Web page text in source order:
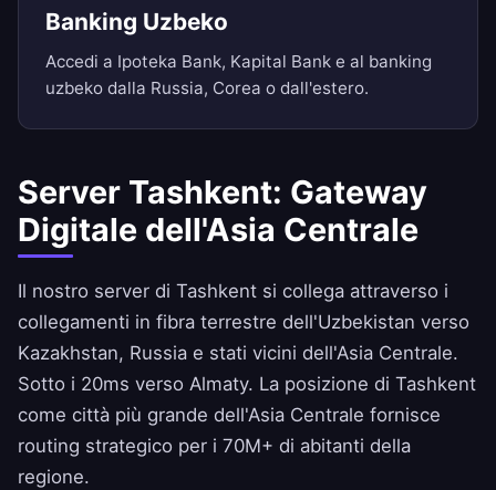
Banking Uzbeko
Accedi a Ipoteka Bank, Kapital Bank e al banking
uzbeko dalla Russia, Corea o dall'estero.
Server Tashkent: Gateway
Digitale dell'Asia Centrale
Il nostro server di Tashkent si collega attraverso i
collegamenti in fibra terrestre dell'Uzbekistan verso
Kazakhstan, Russia e stati vicini dell'Asia Centrale.
Sotto i 20ms verso Almaty. La posizione di Tashkent
come città più grande dell'Asia Centrale fornisce
routing strategico per i 70M+ di abitanti della
regione.